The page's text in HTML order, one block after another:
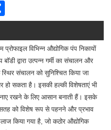
विभिन्न औद्योगिक पंप निकायों
द्वारा उत्पन्न गर्मी का संचालन और
संचालन को सुनिश्चित किया जा
सकता है। इसकी हल्की विशेषताएं भी
रखने के लिए आसान बनाती हैं। इसके
सतह को विशेष रूप से पहनने और प्रभाव
किया गया है, जो कठोर औद्योगिक